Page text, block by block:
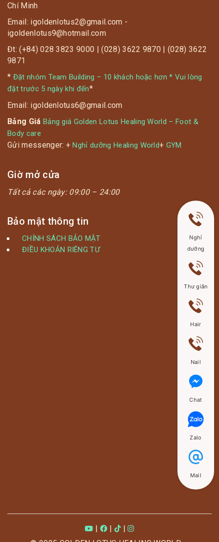
Chí Minh
Email: igoldenlotus2@gmail.com -
igoldenlotus9@hotmail.com
Đt: (+84) 028 3823 9000 | (028) 3622 9870 | (028) 3622
9871
* Đặt nhóm Team Building – 10 khách hoặc hơn * Vui lòng
đặt trước 5 ngày khi đến*
Email: igoldenlotus6@gmail.com
Bảng Giá Bảng giá Golden Lotus Healing World – Foot &
Body care
Gửi messenger: +Nghỉ dưỡng Healing World+ GYM
Giờ mở cửa
Tất cả các ngày: 09:00 – 24:00
Bảo mật thông tin
CHÍNH SÁCH BẢO MẬT
ĐIỀU KHOẢN RIÊNG TƯ
| |
|
Nghỉ
dưỡng
Thư giãn
Hair
Nail
Chat
Zalo
Mail